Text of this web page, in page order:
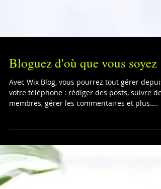
Bloguez d'où que vous soyez
Avec Wix Blog, vous pourrez tout gérer depuis
votre téléphone : rédiger des posts, suivre des
membres, gérer les commentaires et plus....